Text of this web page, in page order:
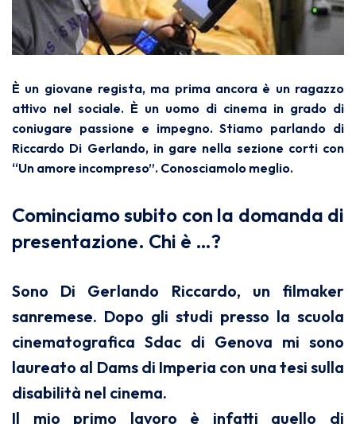
È un giovane regista, ma prima ancora è un ragazzo
attivo nel sociale. È un uomo di cinema in grado di
coniugare passione e impegno. Stiamo parlando di
Riccardo Di Gerlando, in gare nella sezione corti con
“Un amore incompreso”. Conosciamolo meglio.
Cominciamo subito con la domanda di
presentazione. Chi è …?
Sono Di Gerlando Riccardo, un filmaker
sanremese. Dopo gli studi presso la scuola
cinematografica Sdac di Genova mi sono
laureato al Dams di Imperia con una tesi sulla
disabilità nel cinema.
Il mio primo lavoro è infatti quello di